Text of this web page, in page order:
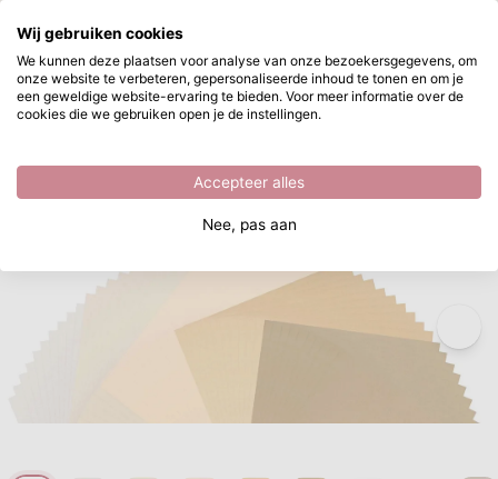
Ga naar hoofdinhoud
Direct uit voorraad leverbaar Vaessen Creative • Kraftkleurig Cardstock Papier Glad 200g 30,5x30,5cm 50x
/ Vaessen Creative /
Waar ben je naar op zoek?
Wij gebruiken cookies
We kunnen deze plaatsen voor analyse van onze bezoekersgegevens, om
onze website te verbeteren, gepersonaliseerde inhoud te tonen en om je
een geweldige website-ervaring te bieden. Voor meer informatie over de
cookies die we gebruiken open je de instellingen.
Accepteer alles
Nee, pas aan